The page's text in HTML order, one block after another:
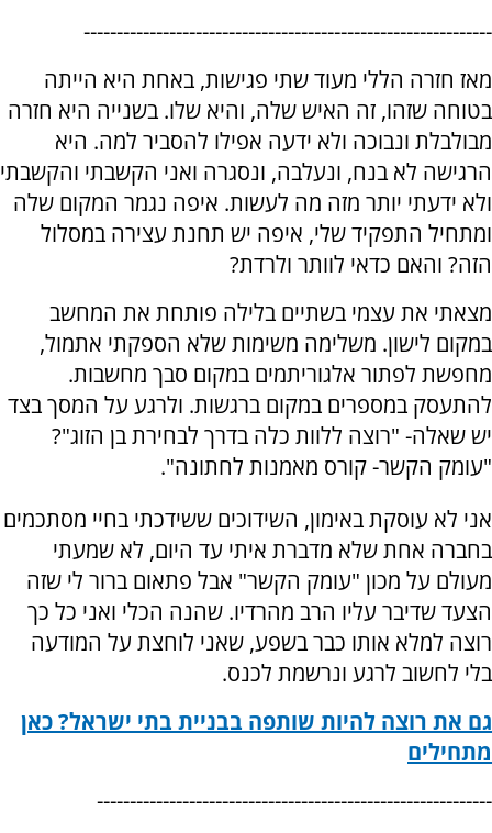
--------------------------------------------------------------
מאז חזרה הללי מעוד שתי פגישות, באחת היא הייתה
בטוחה שזהו, זה האיש שלה, והיא שלו. בשנייה היא חזרה
מבולבלת ונבוכה ולא ידעה אפילו להסביר למה. היא
הרגישה לא בנח, ונעלבה, ונסגרה ואני הקשבתי והקשבתי
ולא ידעתי יותר מזה מה לעשות. איפה נגמר המקום שלה
ומתחיל התפקיד שלי, איפה יש תחנת עצירה במסלול
הזה? והאם כדאי לוותר ולרדת?
מצאתי את עצמי בשתיים בלילה פותחת את המחשב
במקום לישון. משלימה משימות שלא הספקתי אתמול,
מחפשת לפתור אלגוריתמים במקום סבך מחשבות.
להתעסק במספרים במקום ברגשות. ולרגע על המסך בצד
יש שאלה- "רוצה ללוות כלה בדרך לבחירת בן הזוג"?
"עומק הקשר- קורס מאמנות לחתונה".
אני לא עוסקת באימון, השידוכים ששידכתי בחיי מסתכמים
בחברה אחת שלא מדברת איתי עד היום, לא שמעתי
מעולם על מכון "עומק הקשר" אבל פתאום ברור לי שזה
הצעד שדיבר עליו הרב מהרדיו. שהנה הכלי ואני כל כך
רוצה למלא אותו כבר בשפע, שאני לוחצת על המודעה
בלי לחשוב לרגע ונרשמת לכנס.
גם את רוצה להיות שותפה בבניית בתי ישראל? כאן
מתחילים
------------------------------------------------------------